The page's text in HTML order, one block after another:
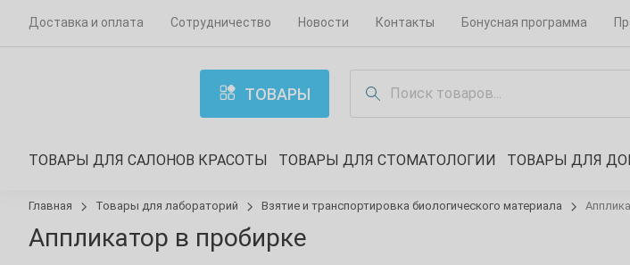
Доставка и оплата Сотрудничество Новости Контакты Бонусная программа
ТОВАРЫ
ТОВАРЫ ДЛЯ САЛОНОВ КРАСОТЫ ТОВАРЫ ДЛЯ СТОМАТОЛОГИИ ТОВАРЫ ДЛЯ
Главная Товары для лабораторий Взятие и транспортировка биологического материала
Аппликатор в пробирке